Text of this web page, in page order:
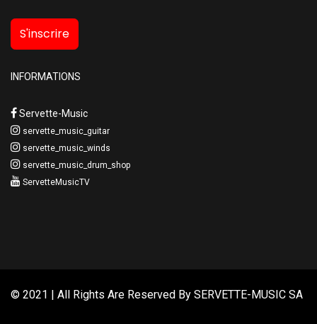
S'inscrire
INFORMATIONS
Servette-Music
servette_music_guitar
servette_music_winds
servette_music_drum_shop
ServetteMusicTV
© 2021 | All Rights Are Reserved By SERVETTE-MUSIC SA